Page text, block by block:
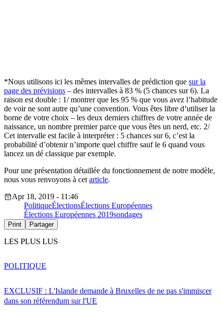
*Nous utilisons ici les mêmes intervalles de prédiction que sur la
page des prévisions – des intervalles à 83 % (5 chances sur 6). La
raison est double : 1/ montrer que les 95 % que vous avez l’habitude
de voir ne sont autre qu’une convention. Vous êtes libre d’utiliser la
borne de votre choix – les deux derniers chiffres de votre année de
naissance, un nombre premier parce que vous êtes un nerd, etc. 2/
Cet intervalle est facile à interpréter : 5 chances sur 6, c’est la
probabilité d’obtenir n’importe quel chiffre sauf le 6 quand vous
lancez un dé classique par exemple.
Pour une présentation détaillée du fonctionnement de notre modèle,
nous vous renvoyons à cet article.
Apr 18, 2019 - 11:46
PolitiqueÉlectionsÉlections Européennes
Élections Européennes 2019sondages
Print Partager
LES PLUS LUS
EXCLUSIF : L'Islande demande à Bruxelles de ne pas s'immiscer
dans son référendum sur l'UE
POLITIQUE